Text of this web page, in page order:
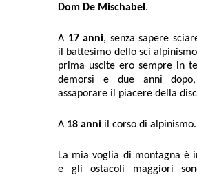
Dom De Mischabel .
A 17 anni, senza sapere
il battesimo dello sci
prima uscite ero sempre in
demorsi e due anni
assaporare il piacere della
A 18 anni il corso di alpinismo.
La mia voglia di montagna è
e gli ostacoli maggiori